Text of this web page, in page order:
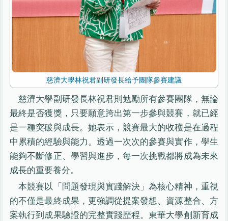
慈濟大學林祝君副研發長給予團隊參賽建議
慈濟大學副研發長林祝君則勉勵所有參賽團隊，無論
最終是否獲獎，只要願意跨出第一步參與競賽，就已經
是一種突破與成長。她表示，競賽最大的收穫是在過程
中累積的經驗與能力。透過一次次的參賽與實作，學生
能夠不斷修正、學習與進步，每一次挑戰都將成為未來
成長的重要養分。
本競賽以「問題發現與實踐解決」為核心精神，重視
的不僅是最終成果，更強調從提案發想、資源整合、方
案執行到成果驗證的完整實踐歷程。東華大學創新育成